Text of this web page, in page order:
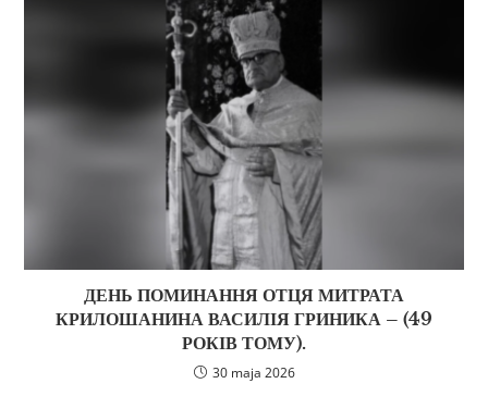
ДЕНЬ ПОМИНАННЯ ОТЦЯ МИТРАТА
КРИЛОШАНИНА ВАСИЛІЯ ГРИНИКА – (49
РОКІВ ТОМУ).
30 maja 2026